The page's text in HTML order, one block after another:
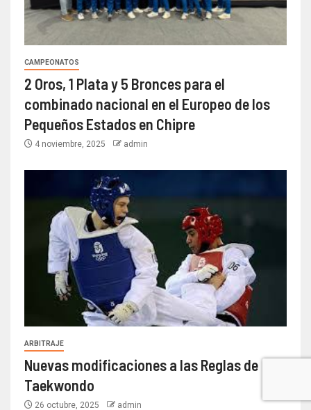
CAMPEONATOS
2 Oros, 1 Plata y 5 Bronces para el
combinado nacional en el Europeo de los
Pequeños Estados en Chipre
4 noviembre, 2025 admin
ARBITRAJE
Nuevas modificaciones a las Reglas de
Taekwondo
26 octubre, 2025 admin